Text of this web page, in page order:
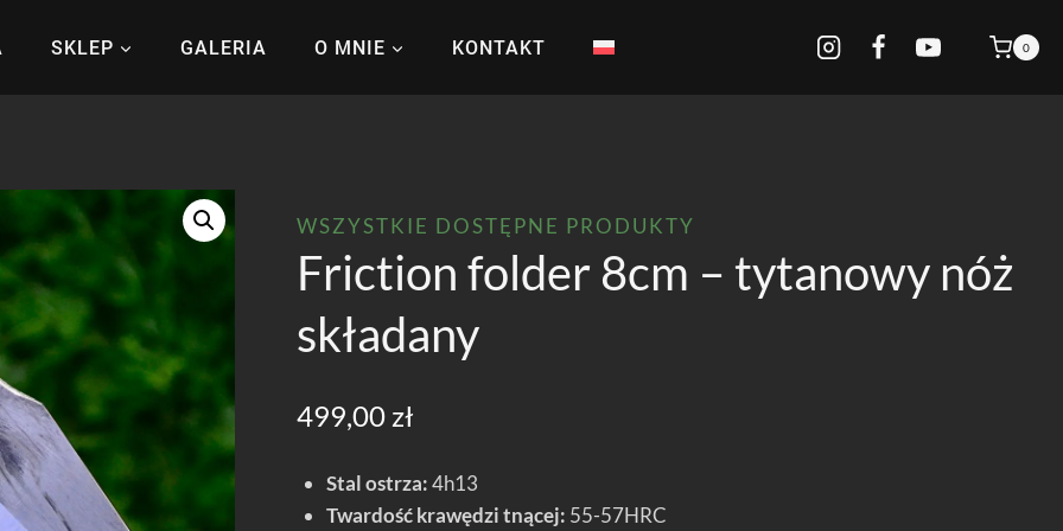
SKLEP GALERIA O MNIE KONTAKT 0
WSZYSTKIE DOSTĘPNE PRODUKTY
Friction folder 8cm – tytanowy nóż
składany
499,00 zł
Stal ostrza:4h13
Twardość krawędzi tnącej: 55-57HRC